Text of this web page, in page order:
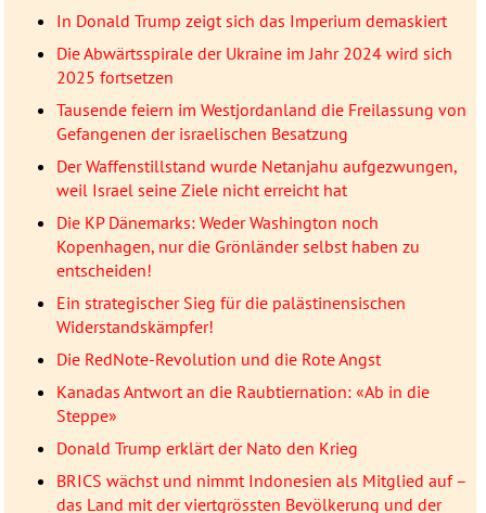
In Donald Trump zeigt sich das Imperium demaskiert
Die Abwärtsspirale der Ukraine im Jahr 2024 wird sich
2025 fortsetzen
Tausende feiern im Westjordanland die Freilassung von
Gefangenen der israelischen Besatzung
Der Waffenstillstand wurde Netanjahu aufgezwungen,
weil Israel seine Ziele nicht erreicht hat
Die KP Dänemarks: Weder Washington noch
Kopenhagen, nur die Grönländer selbst haben zu
entscheiden!
Ein strategischer Sieg für die palästinensischen
Widerstandskämpfer!
Die RedNote-Revolution und die Rote Angst
Kanadas Antwort an die Raubtiernation: «Ab in die
Steppe»
Donald Trump erklärt der Nato den Krieg
BRICS wächst und nimmt Indonesien als Mitglied auf –
das Land mit der viertgrössten Bevölkerung und der